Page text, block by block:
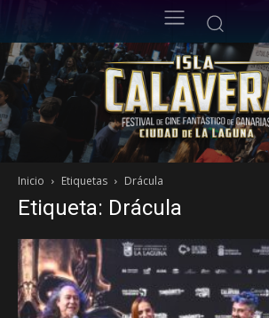
Inicio Etiquetas Drácula
Etiqueta: Drácula